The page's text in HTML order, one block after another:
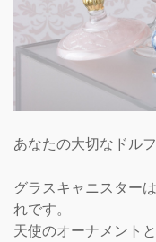
あなたの大切なドル
グラスキャニスター
れです。
天使のオーナメント